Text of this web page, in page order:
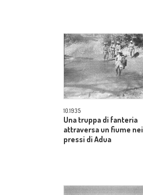
10.1935
Una truppa di fanteria
attraversa un fiume nei
pressi di Adua